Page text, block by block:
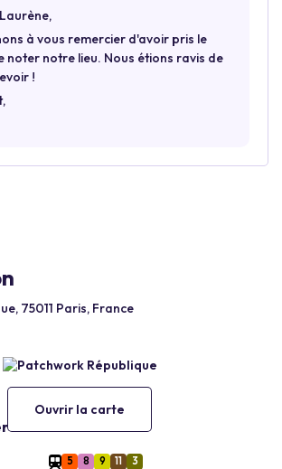
à vous remercier d'avoir pris le
noter notre lieu. Nous étions ravis de
!
75011 Paris, France
Ouvrir la carte
5 8 9 11 3